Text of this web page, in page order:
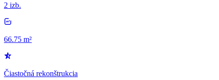
2 izb.
66.75 m²
Čiastočná rekonštrukcia